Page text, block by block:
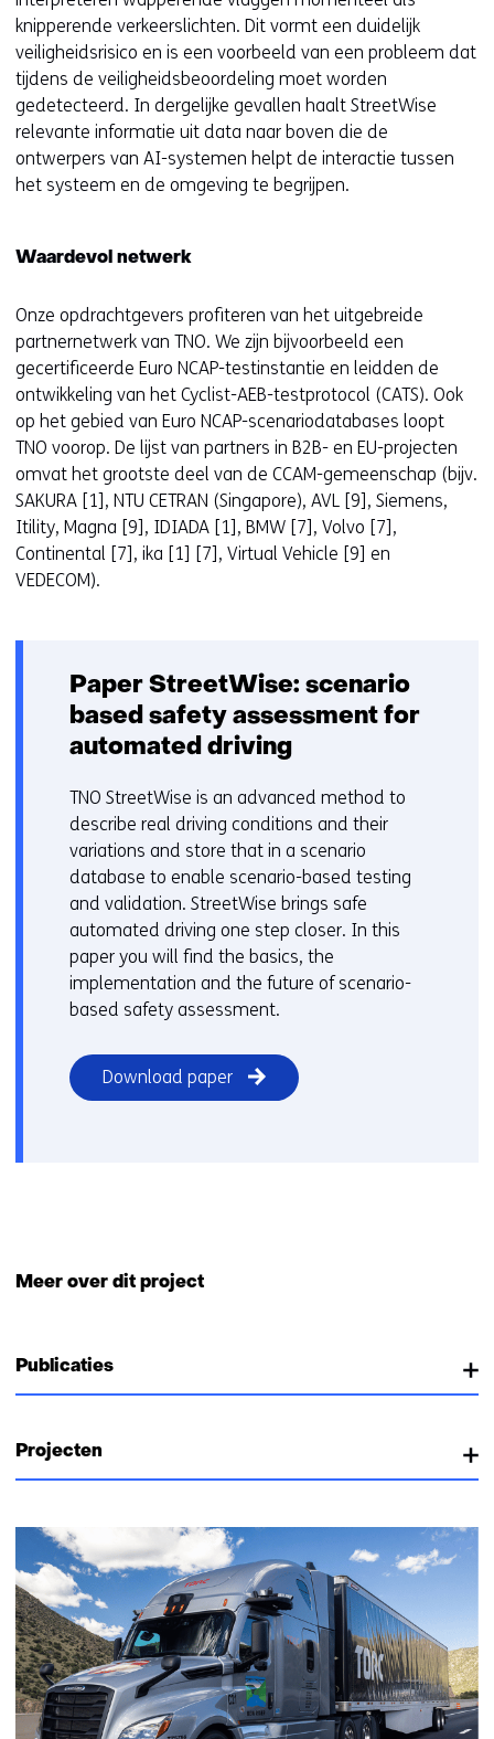
knipperende verkeerslichten. Dit vormt een duidelijk
veiligheidsrisico en is een voorbeeld van een probleem dat
tijdens de veiligheidsbeoordeling moet worden
gedetecteerd. In dergelijke gevallen haalt StreetWise
relevante informatie uit data naar boven die de
ontwerpers van AI-systemen helpt de interactie tussen
het systeem en de omgeving te begrijpen.
Waardevol netwerk
Onze opdrachtgevers profiteren van het uitgebreide
partnernetwerk van TNO. We zijn bijvoorbeeld een
gecertificeerde Euro NCAP-testinstantie en leidden de
ontwikkeling van het Cyclist-AEB-testprotocol (CATS). Ook
op het gebied van Euro NCAP-scenariodatabases loopt
TNO voorop. De lijst van partners in B2B- en EU-projecten
omvat het grootste deel van de CCAM-gemeenschap (bijv.
SAKURA [1], NTU CETRAN (Singapore), AVL [9], Siemens,
Itility, Magna [9], IDIADA [1], BMW [7], Volvo [7],
Continental [7], ika [1] [7], Virtual Vehicle [9] en
VEDECOM).
Paper StreetWise: scenario
based safety assessment for
automated driving
TNO StreetWise is an advanced method to
describe real driving conditions and their
variations and store that in a scenario
database to enable scenario-based testing
and validation. StreetWise brings safe
automated driving one step closer. In this
paper you will find the basics, the
implementation and the future of scenario-
based safety assessment.
Download paper
Meer over dit project
Publicaties
Projecten